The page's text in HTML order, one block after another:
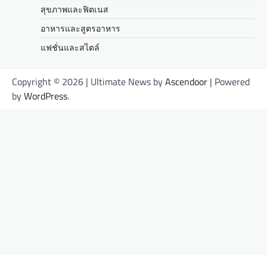
สุขภาพและฟิตเนส
อาหารและสูตรอาหาร
แฟชั่นและสไตล์
Copyright © 2026 | Ultimate News byAscendoor | Powered
byWordPress.